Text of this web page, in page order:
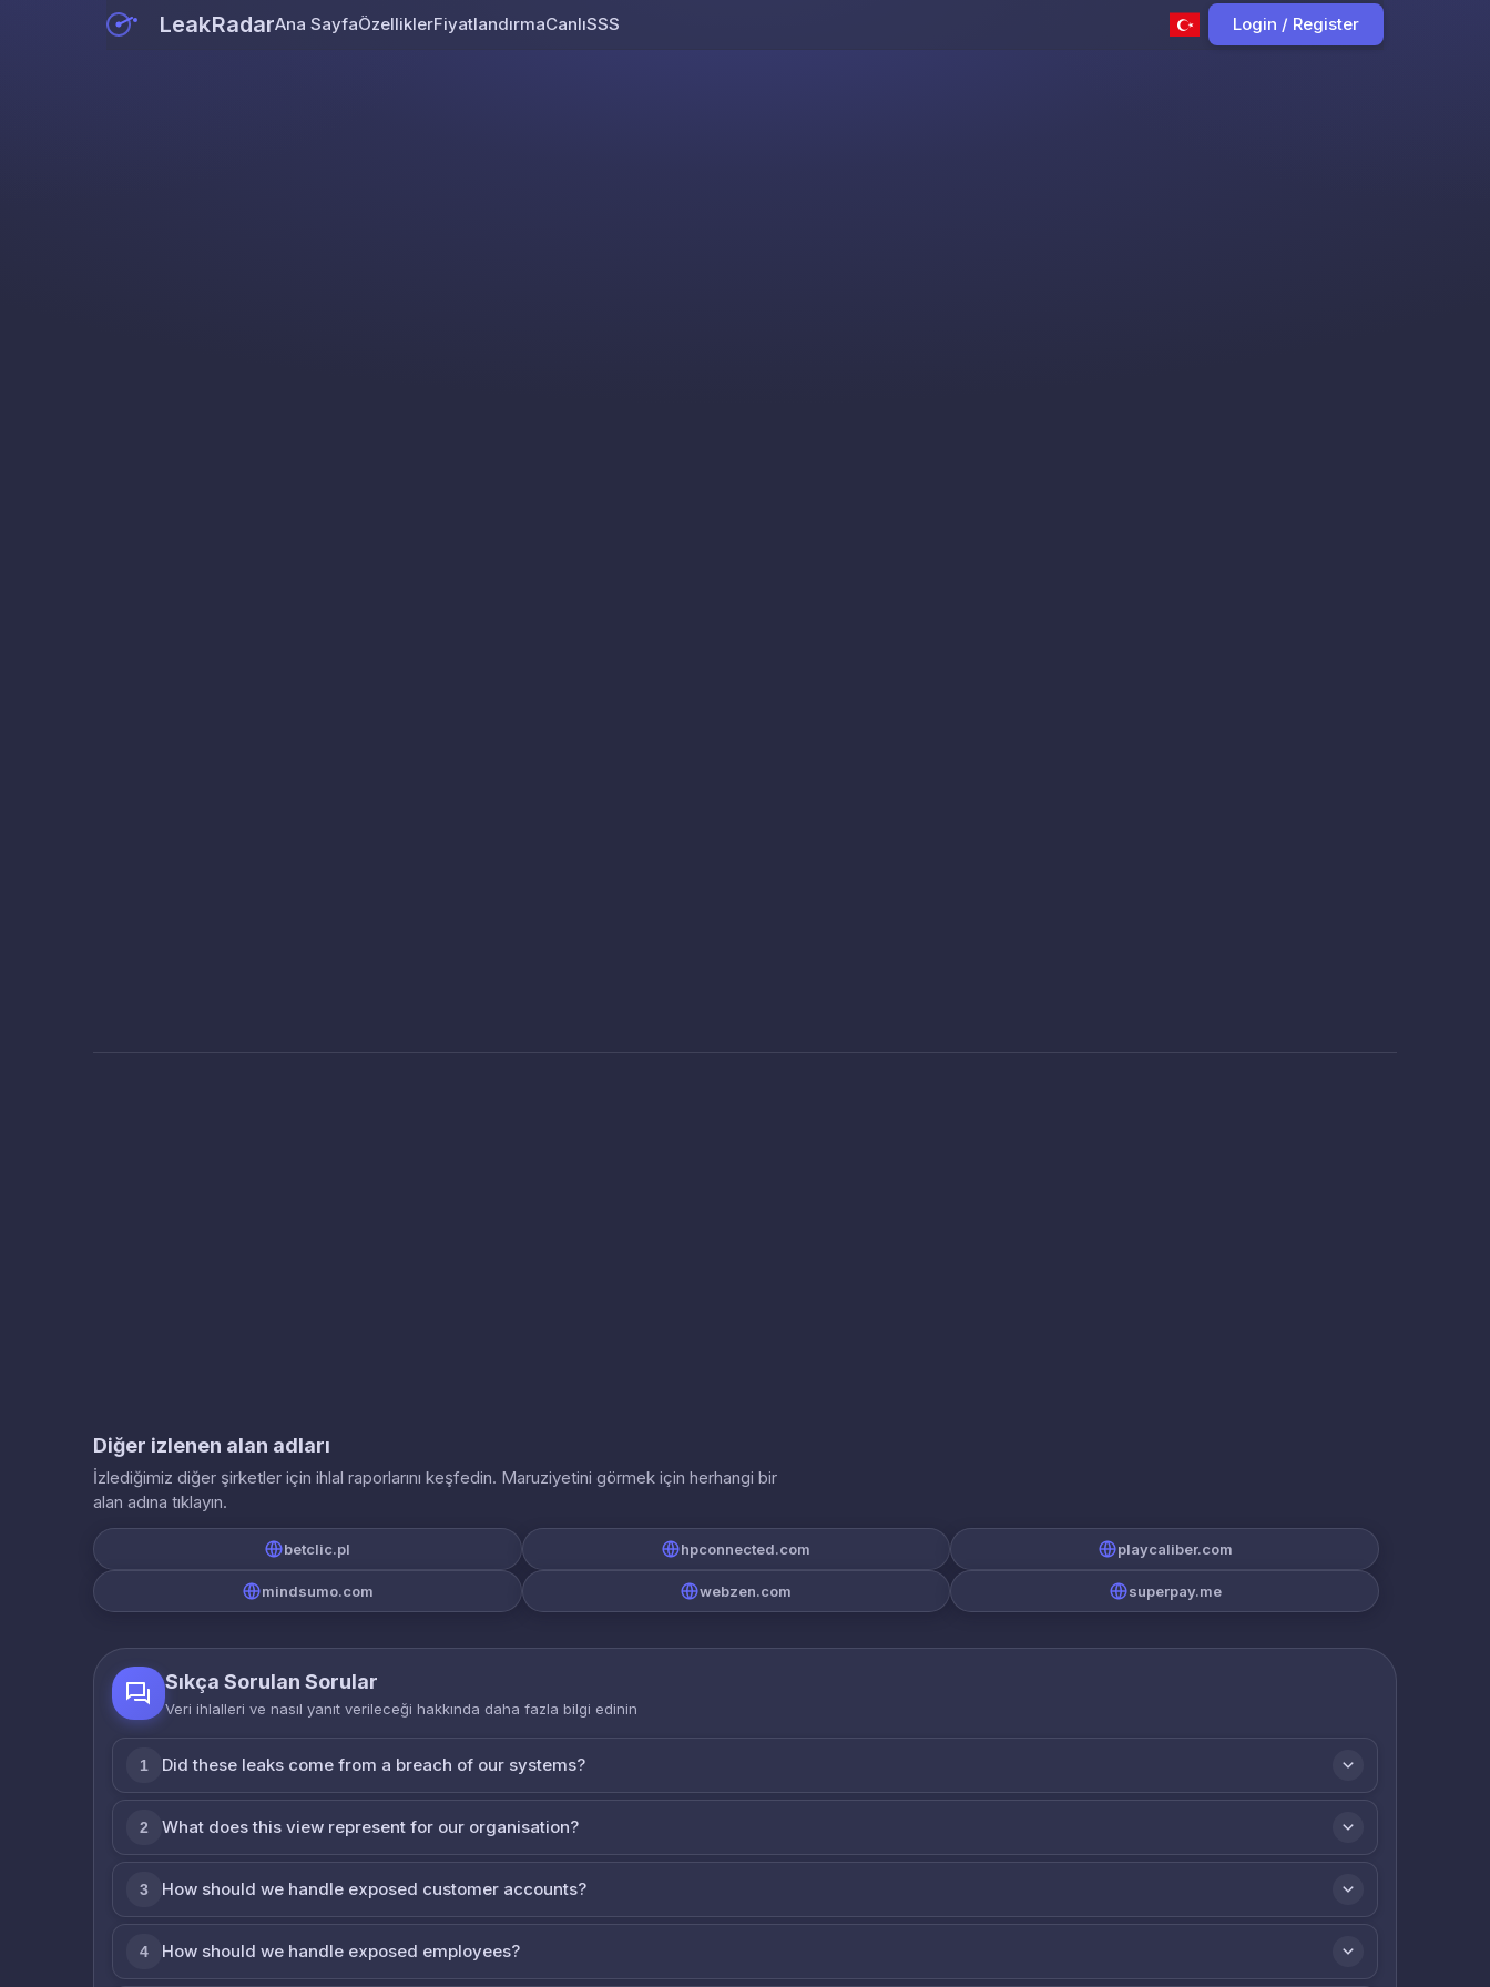
LeakRadarAna SayfaÖzelliklerFiyatlandırmaCanlıSSS Login / Register
Diğer izlenen alan adları
İzlediğimiz diğer şirketler için ihlal raporlarını keşfedin. Maruziyetini görmek için herhangi bir
alan adına tıklayın.
betclic.pl hpconnected.com playcaliber.com
mindsumo.com webzen.com superpay.me
Sıkça Sorulan Sorular
Veri ihlalleri ve nasıl yanıt verileceği hakkında daha fazla bilgi edinin
1 Did these leaks come from a breach of our systems?
2 What does this view represent for our organisation?
3 How should we handle exposed customer accounts?
4 How should we handle exposed employees?